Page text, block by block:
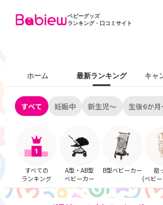
ベビーグッズ
ランキング・口コミサイト
ホーム 最新ランキング キャ
すべて 妊娠中 新生児～ 生後6か月
すべての
ランキング
A型・AB型
ベビーカー
B型ベビーカー
抱
(ベビ